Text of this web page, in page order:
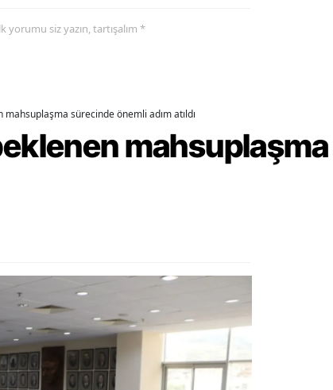
siz yazın, tartışalım *
mahsuplaşma sürecinde önemli adım atıldı